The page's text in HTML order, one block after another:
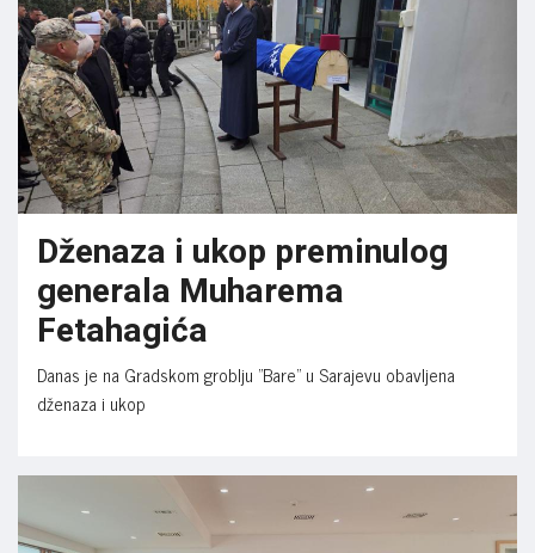
Dženaza i ukop preminulog
generala Muharema
Fetahagića
Danas je na Gradskom groblju "Bare" u Sarajevu obavljena
dženaza i ukop